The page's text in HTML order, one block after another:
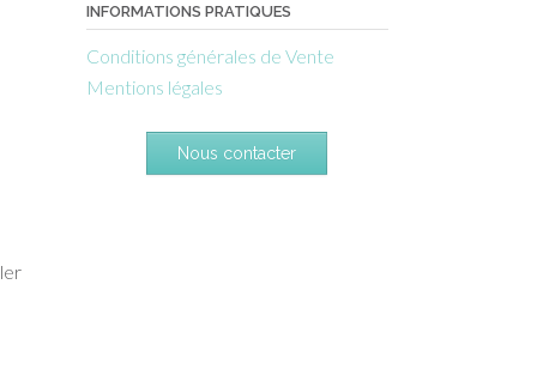
INFORMATIONS PRATIQUES
Conditions générales de Vente
Mentions légales
Nous contacter